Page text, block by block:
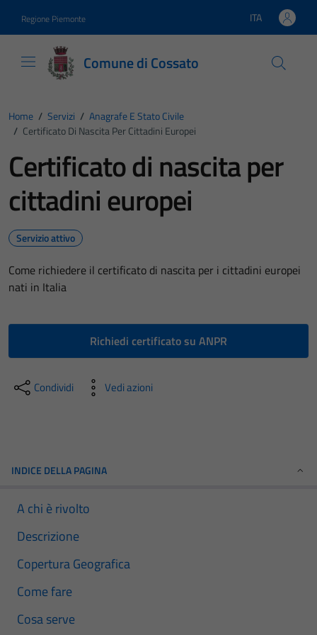
Regione Piemonte Lingua attiva:
ITA
Comune di Cossato
Home / Servizi / Anagrafe E Stato Civile
/ Certificato Di Nascita Per Cittadini Europei
Certificato di nascita per
cittadini europei
Servizio attivo
Come richiedere il certificato di nascita per i cittadini europei
nati in Italia
Richiedi certificato su ANPR
Condividi Vedi azioni
INDICE DELLA PAGINA
A chi è rivolto
Descrizione
Copertura Geografica
Come fare
Cosa serve